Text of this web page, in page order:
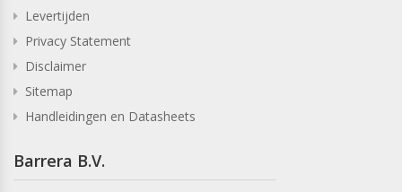
Levertijden
Privacy Statement
Disclaimer
Sitemap
Handleidingen en Datasheets
Barrera B.V.